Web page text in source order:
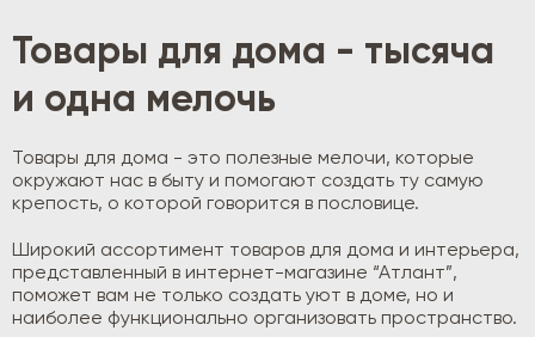
Товары для дома - тысяча
и одна мелочь
Товары для дома - это полезные мелочи, которые
окружают нас в быту и помогают создать ту самую
крепость, о которой говорится в пословице.
Широкий ассортимент товаров для дома и интерьера,
представленный в интернет-магазине “Атлант”,
поможет вам не только создать уют в доме, но и
наиболее функционально организовать пространство.